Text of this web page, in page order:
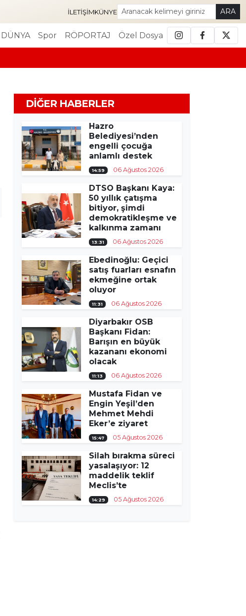
İLETIŞIMKÜNYE ARA
DÜNYA Spor RÖPORTAJ Özel Dosya
DIĞER HABERLER
Hazro
Belediyesi’nden
engelli çocuğa
anlamlı destek
14:59 06 Ağustos 2026
DTSO Başkanı Kaya:
50 yıllık çatışma
bitiyor, şimdi
demokratikleşme ve
kalkınma zamanı
13:31 06 Ağustos 2026
Ebedinoğlu: Geçici
satış fuarları esnafın
ekmeğine ortak
oluyor
11:31 06 Ağustos 2026
Diyarbakır OSB
Başkanı Fidan:
Barışın en büyük
kazananı ekonomi
olacak
11:13 06 Ağustos 2026
Mustafa Fidan ve
Engin Yeşil’den
Mehmet Mehdi
Eker’e ziyaret
15:47 05 Ağustos 2026
Silah bırakma süreci
yasalaşıyor: 12
maddelik teklif
Meclis’te
14:29 05 Ağustos 2026